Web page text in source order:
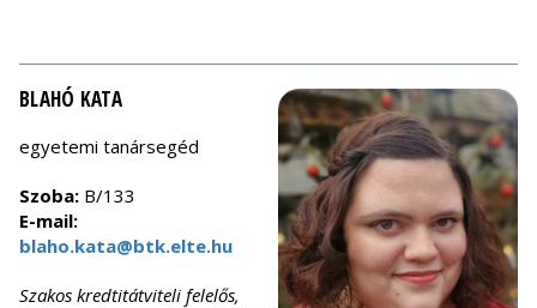
BLAHÓ KATA
egyetemi tanársegéd
Szoba: B/133
E-mail:
blaho.kata@btk.elte.hu
Szakos kredtitátviteli felelős,